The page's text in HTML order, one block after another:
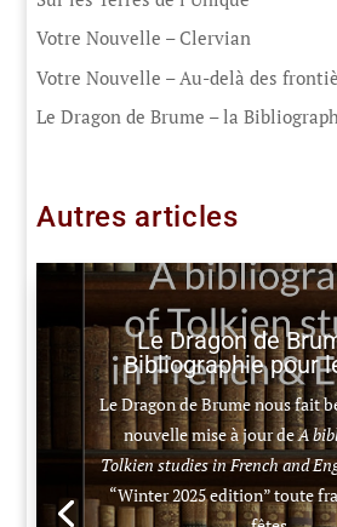
Votre Nouvelle – Clervian
Votre Nouvelle – Au-delà des
Le Dragon de Brume – la
Autres articles
Le Dragon de
Bibliographie pour
Le Dragon de Brume nous fait
nouvelle mise à jour deA
Tolkien studies in French and
“Winter 2025 edition” toute